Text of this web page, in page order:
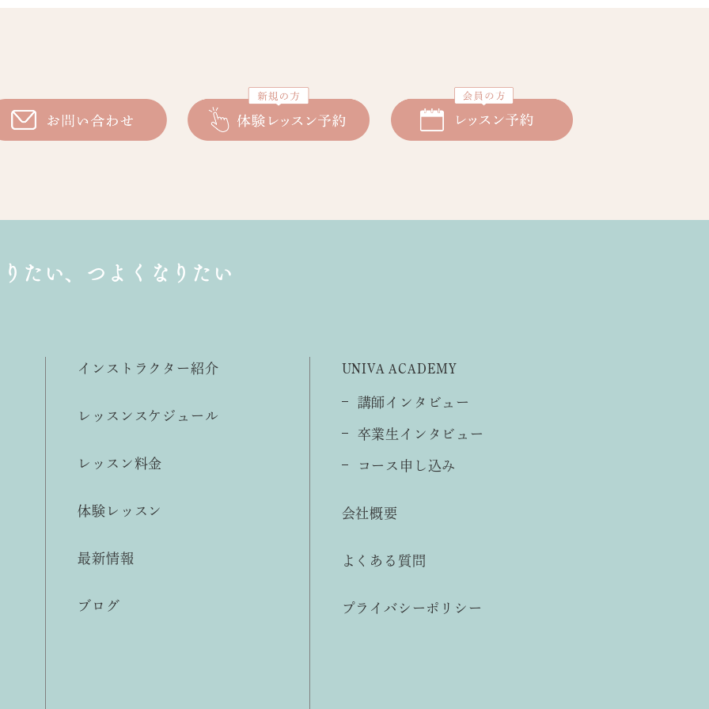
たい、 つよくなりたい
インストラクター紹介
レッスンスケジュール
レッスン料金
体験レッスン
最新情報
ブログ
UNIVA ACADEMY
講師インタビュー
卒業生インタビュー
コース申し込み
会社概要
よくある質問
プライバシーポリシー